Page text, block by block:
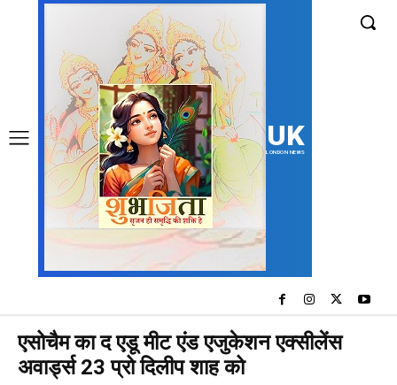
UK
LONDON NEWS
एसोचैम का द एडू मीट एंड एजुकेशन एक्सीलेंस
अवार्ड्स 23 प्रो दिलीप शाह को